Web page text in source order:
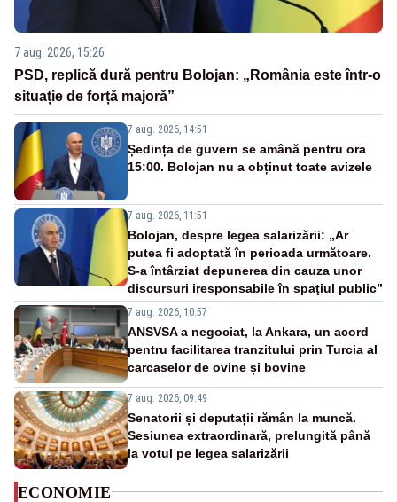
7 aug. 2026, 15:26
PSD, replică dură pentru Bolojan: „România este într-o
situație de forță majoră”
7 aug. 2026, 14:51
Ședința de guvern se amână pentru ora
15:00. Bolojan nu a obținut toate avizele
7 aug. 2026, 11:51
Bolojan, despre legea salarizării: „Ar
putea fi adoptată în perioada următoare.
S-a întârziat depunerea din cauza unor
discursuri iresponsabile în spaţiul public”
7 aug. 2026, 10:57
ANSVSA a negociat, la Ankara, un acord
pentru facilitarea tranzitului prin Turcia al
carcaselor de ovine și bovine
7 aug. 2026, 09:49
Senatorii și deputații rămân la muncă.
Sesiunea extraordinară, prelungită până
la votul pe legea salarizării
ECONOMIE